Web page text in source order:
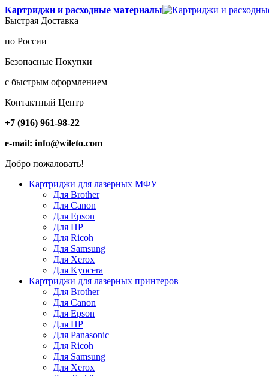
Картриджи и расходные материалы
Быстрая Доставка
по России
Безопасные Покупки
с быстрым оформлением
Контактный Центр
+7 (916) 961-98-22
e-mail: info@wileto.com
Добро пожаловать!
Картриджи для лазерных МФУ
Для Brother
Для Canon
Для Epson
Для HP
Для Ricoh
Для Samsung
Для Xerox
Для Kyocera
Картриджи для лазерных принтеров
Для Brother
Для Canon
Для Epson
Для HP
Для Panasonic
Для Ricoh
Для Samsung
Для Xerox